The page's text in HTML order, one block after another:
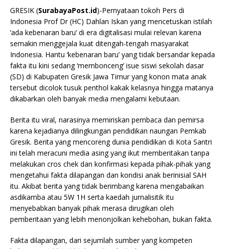
GRESIK (SurabayaPost.id)-Pernyataan tokoh Pers di
Indonesia Prof Dr (HC) Dahlan Iskan yang mencetuskan istilah
‘ada kebenaran baru’ di era digitalisasi mulai relevan karena
semakin menggejala kuat ditengah-tengah masyarakat
Indonesia. Hantu ‘kebenaran baru’ yang tidak bersandar kepada
fakta itu kini sedang ‘membonceng’ isue siswi sekolah dasar
(SD) di Kabupaten Gresik Jawa Timur yang konon mata anak
tersebut dicolok tusuk penthol kakak kelasnya hingga matanya
dikabarkan oleh banyak media mengalami kebutaan.
Berita itu viral, narasinya memiriskan pembaca dan pemirsa
karena kejadianya dilingkungan pendidikan naungan Pemkab
Gresik. Berita yang mencoreng dunia pendidikan di Kota Santri
ini telah meracuni media asing yang ikut memberitakan tanpa
melakukan cros chek dan konfirmasi kepada pihak-pihak yang
mengetahui fakta dilapangan dan kondisi anak berinisial SAH
itu. Akibat berita yang tidak berimbang karena mengabaikan
asdikamba atau 5W 1H serta kaedah jurnalisitik itu
menyebabkan banyak pihak merasa dirugikan oleh
pemberitaan yang lebih menonjolkan kehebohan, bukan fakta.
Fakta dilapangan, dari sejumlah sumber yang kompeten